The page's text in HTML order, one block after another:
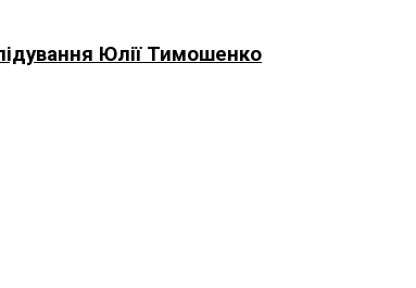
Юлії Тимошенко